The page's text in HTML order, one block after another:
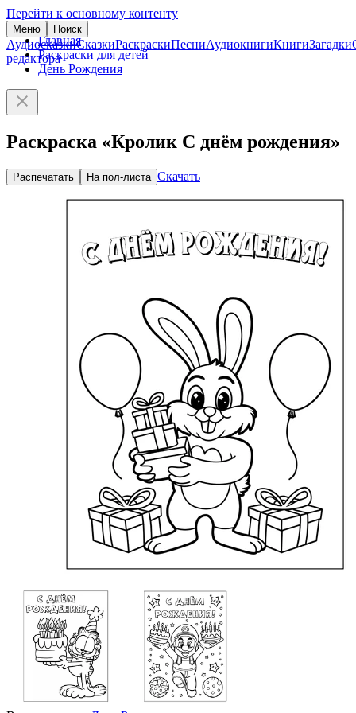
Перейти к основному контенту
Меню Поиск
АудиосказкиСказкиРаскраскиПесниАудиокнигиКнигиЗагадки
редактора
Главная
Раскраски для детей
День Рождения
Раскраска «Кролик С днём рождения»
Распечатать На пол-листа Скачать